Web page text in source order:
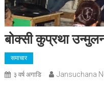
बोक्सी कुप्रथा
समाचार
३ वर्ष अगाडि Jansuchana